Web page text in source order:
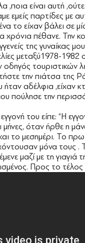
,ποια είναι αυτή
εμείς παρτίδες με
το είχαν βάλει σε
χρόνια πέθανε. Την
της γυναίκας
μεταξύ1978-
τουριστικών
την πιάτσα της
ήταν αδέλφια ,είχαν
πούλησε την
του είπε: “Η
όταν ήρθε η
το μεσημέρι. Το
μόνα τους .
μαζί με τη
Προς το τέλος